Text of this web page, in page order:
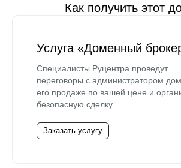
Как получить этот
Услуга «Доменный
Специалисты Руцентра проведут
переговоры с администратором
его продаже по вашей цене и
безопасную сделку.
Заказать услугу